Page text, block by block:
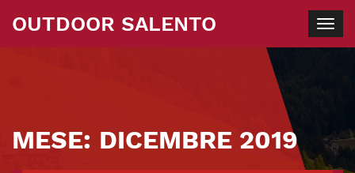
OUTDOOR SALENTO
MESE: DICEMBRE 2019